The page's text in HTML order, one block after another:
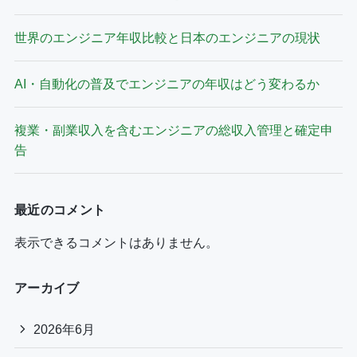
世界のエンジニア年収比較と日本のエンジニアの現状
AI・自動化の普及でエンジニアの年収はどう変わるか
複業・副業収入を含むエンジニアの総収入管理と確定申
告
最近のコメント
表示できるコメントはありません。
アーカイブ
2026年6月